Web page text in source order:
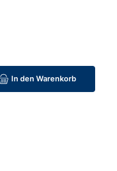
ein oder benutze die
In den Warenkorb